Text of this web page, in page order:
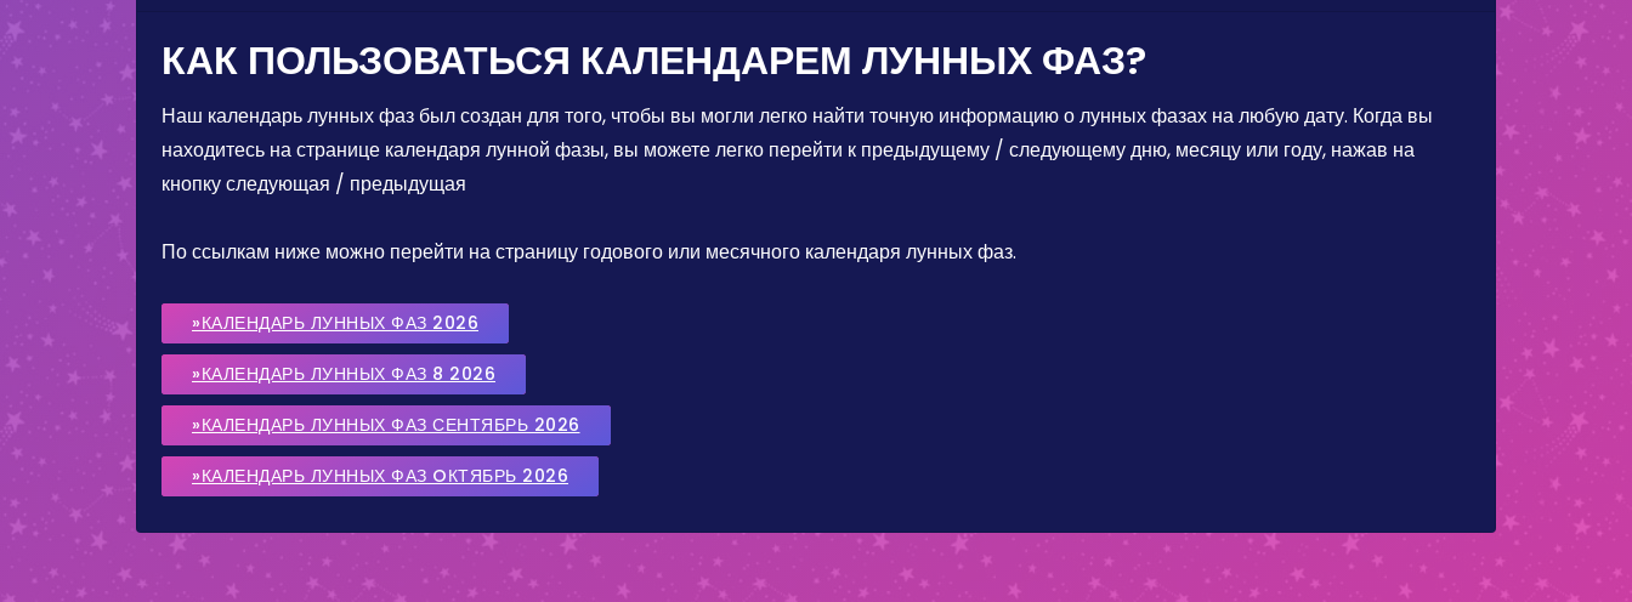
КАК ПОЛЬЗОВАТЬСЯ КАЛЕНДАРЕМ ЛУННЫХ ФАЗ?
Наш календарь лунных фаз был создан для того, чтобы вы могли легко найти точную информацию о лунных фазах на любую дату. Когда вы
находитесь на странице календаря лунной фазы, вы можете легко перейти к предыдущему / следующему дню, месяцу или году, нажав на
кнопку следующая / предыдущая
По ссылкам ниже можно перейти на страницу годового или месячного календаря лунных фаз.
»КАЛЕНДАРЬ ЛУННЫХ ФАЗ 2026
»КАЛЕНДАРЬ ЛУННЫХ ФАЗ 8 2026
»КАЛЕНДАРЬ ЛУННЫХ ФАЗ СЕНТЯБРЬ 2026
»КАЛЕНДАРЬ ЛУННЫХ ФАЗ OКТЯБРЬ 2026